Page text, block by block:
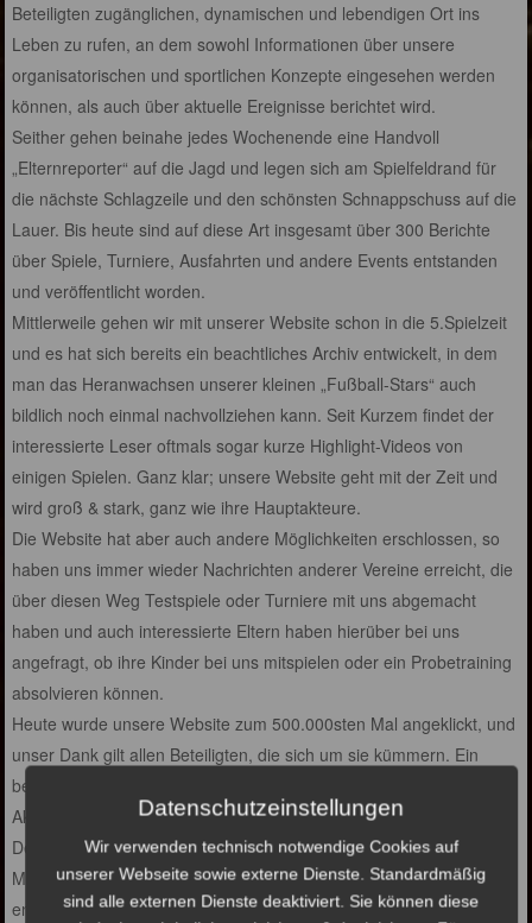
Beteiligten zugänglichen, dynamischen und lebendigen Ort ins
Leben zu rufen, an dem sowohl Informationen über unsere
organisatorischen und sportlichen Konzepte eingesehen werden
können, als auch über aktuelle Ereignisse berichtet wird.
Seither gehen beinahe jedes Wochenende eine Handvoll
„Elternreporter“ auf die Jagd und legen sich am Spielfeldrand für
die nächste Schlagzeile und den schönsten Schnappschuss auf die
Lauer. Bis heute sind auf diese Art insgesamt über 300 Berichte
über Spiele, Turniere, Ausfahrten und andere Events entstanden
und veröffentlicht worden.
Mittlerweile gehen wir mit unserer Website schon in die 5.Spielzeit
und es hat sich bereits ein beachtliches Archiv entwickelt, in dem
man das Heranwachsen unserer kleinen „Fußball-Stars“ auch
bildlich noch einmal nachvollziehen kann. Seit Kurzem findet der
interessierte Leser oftmals sogar kurze Highlight-Videos von
einigen Spielen. Ganz klar; unsere Website geht mit der Zeit und
wird groß & stark, ganz wie ihre Hauptakteure.
Die Website hat aber auch andere Möglichkeiten erschlossen, so
haben uns immer wieder Nachrichten anderer Vereine erreicht, die
über diesen Weg Testspiele oder Turniere mit uns abgemacht
haben und auch interessierte Eltern haben hierüber bei uns
angefragt, ob ihre Kinder bei uns mitspielen oder ein Probetraining
absolvieren können.
Heute wurde unsere Website zum 500.000sten Mal angeklickt, und
unser Dank gilt allen Beteiligten, die sich um sie kümmern. Ein
besonderes Dankeschön für die liebevolle Pflege und stete
Aktualisierung unserer Website geht an Muharrem Demirci und
Dennis Dobberstein!
Muharrem hat für die Website das Layout und die Struktur
entwickelt, und pflegt zusammen mit Dennis regelmäßig sämtliche
Datenschutzeinstellungen
Wir verwenden technisch notwendige Cookies auf
unserer Webseite sowie externe Dienste. Standardmäßig
sind alle externen Dienste deaktiviert. Sie können diese